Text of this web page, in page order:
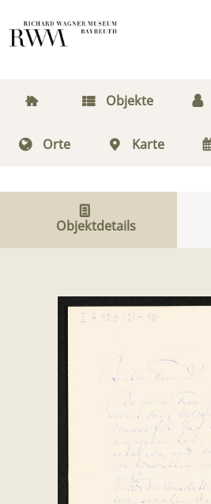
Objekte
Orte Karte
Objektdetails